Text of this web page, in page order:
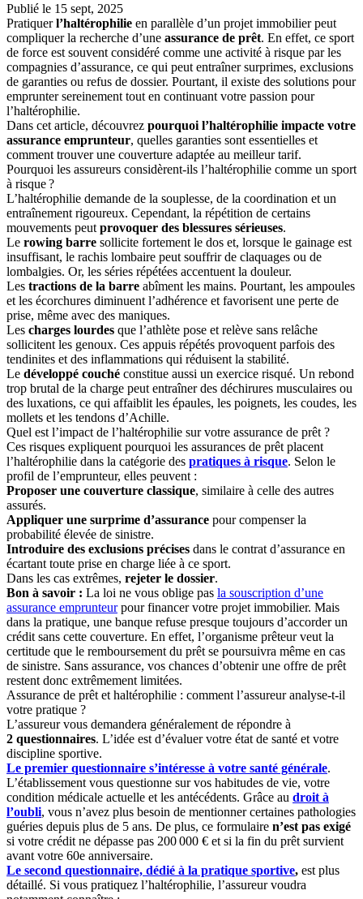
Publié le 15 sept, 2025
Pratiquerl’haltérophilie en parallèle d’un projet immobilier peut
compliquer la recherche d’une assurance de prêt. En effet, ce sport
de force est souvent considéré comme une activité à risque par les
compagnies d’assurance, ce qui peut entraîner surprimes, exclusions
de garanties ou refus de dossier. Pourtant, il existe des solutions pour
emprunter sereinement tout en continuant votre passion pour
l’haltérophilie.
Dans cet article, découvrez pourquoi l’haltérophilie impacte votre
assurance emprunteur, quelles garanties sont essentielles et
comment trouver une couverture adaptée au meilleur tarif.
Pourquoi les assureurs considèrent-ils l’haltérophilie comme un sport
à risque ?
L’haltérophilie demande de la souplesse, de la coordination et un
entraînement rigoureux. Cependant, la répétition de certains
mouvements peut provoquer des blessures sérieuses.
Le rowing barre sollicite fortement le dos et, lorsque le gainage est
insuffisant, le rachis lombaire peut souffrir de claquages ou de
lombalgies. Or, les séries répétées accentuent la douleur.
Les tractions de la barre abîment les mains. Pourtant, les ampoules
et les écorchures diminuent l’adhérence et favorisent une perte de
prise, même avec des maniques.
Les charges lourdes que l’athlète pose et relève sans relâche
sollicitent les genoux. Ces appuis répétés provoquent parfois des
tendinites et des inflammations qui réduisent la stabilité.
Le développé couché constitue aussi un exercice risqué. Un rebond
trop brutal de la charge peut entraîner des déchirures musculaires ou
des luxations, ce qui affaiblit les épaules, les poignets, les coudes, les
mollets et les tendons d’Achille.
Quel est l’impact de l’haltérophilie sur votre assurance de prêt ?
Ces risques expliquent pourquoi les assurances de prêt placent
l’haltérophilie dans la catégorie des pratiques à risque. Selon le
profil de l’emprunteur, elles peuvent :
Proposer une couverture classique, similaire à celle des autres
assurés.
Appliquer une surprime d’assurance pour compenser la
probabilité élevée de sinistre.
Introduire des exclusions précises dans le contrat d’assurance en
écartant toute prise en charge liée à ce sport.
Dans les cas extrêmes, rejeter le dossier.
Bon à savoir : La loi ne vous oblige pas la souscription d’une
assurance emprunteurpour financer votre projet immobilier. Mais
dans la pratique, une banque refuse presque toujours d’accorder un
crédit sans cette couverture. En effet, l’organisme prêteur veut la
certitude que le remboursement du prêt se poursuivra même en cas
de sinistre. Sans assurance, vos chances d’obtenir une offre de prêt
restent donc extrêmement limitées.
Assurance de prêt et haltérophilie : comment l’assureur analyse-t-il
votre pratique ?
L’assureur vous demandera généralement de répondre à
2 questionnaires. L’idée est d’évaluer votre état de santé et votre
discipline sportive.
Le premier questionnaire s’intéresse à votre santé générale.
L’établissement vous questionne sur vos habitudes de vie, votre
condition médicale actuelle et les antécédents. Grâce au droit à
l’oubli, vous n’avez plus besoin de mentionner certaines pathologies
guéries depuis plus de 5 ans. De plus, ce formulaire n’est pas exigé
si votre crédit ne dépasse pas 200 000 € et si la fin du prêt survient
avant votre 60e anniversaire.
Le second questionnaire, dédié à la pratique sportive, est plus
détaillé. Si vous pratiquez l’haltérophilie, l’assureur voudra